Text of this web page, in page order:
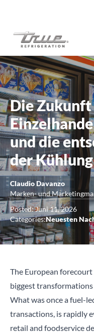
Die Zukunft
und die
der Kühlung
Claudio Davanzo
Marken- und
Posted: Juni 11, 2026
Categories:Neuesten
The European
biggest
What was once a fuel-
transactions, is rapidly
retail and foodservice